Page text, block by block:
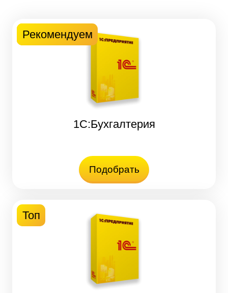
Новинка
Топ
Рекомендуем
1С:Бухгалтерия
Подобрать
Топ